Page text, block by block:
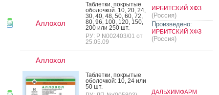
Аллохол
Таб­летки, пок­ры­тые
обо­лоч­кой: 10, 20, 24,
30, 40, 48, 50, 60, 72,
80, 96, 100, 120, 150,
200 или 250 шт.
РУ: Р N002403/01 от
25.05.09
ИРБИТСКИЙ ХФЗ
(Россия)
Произведено:
ИРБИТСКИЙ ХФЗ
(Россия)
Аллохол
Таб­летки, пок­ры­тые
обо­лоч­кой: 10, 24 или
50 шт.
ДАЛЬХИМФАРМ